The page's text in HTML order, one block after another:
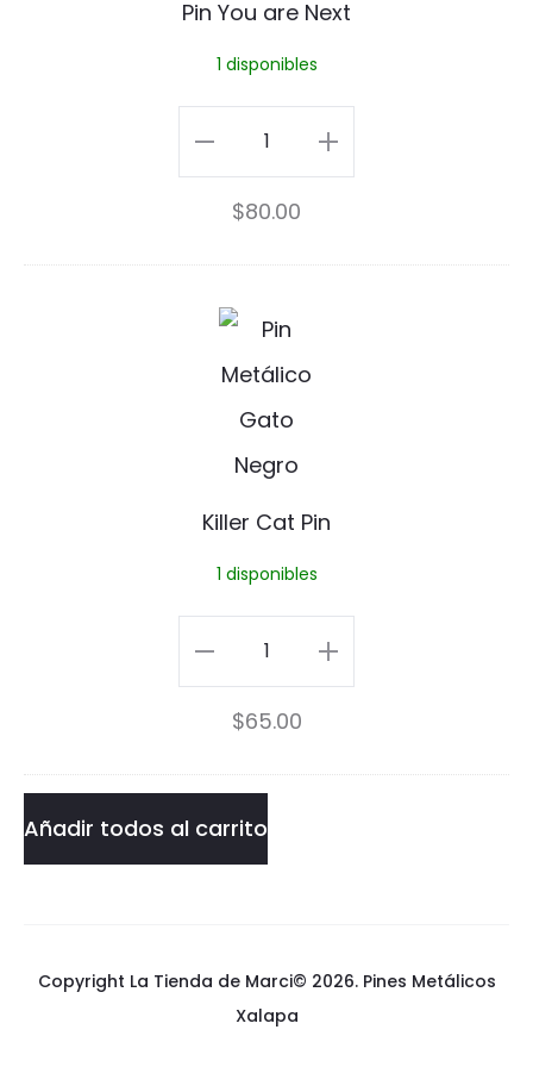
a
e
N
e
Pin You are Next
1 disponibles
Pin
You
Next
cantidad
$80.00
K
i
l
l
C
t
P
i
Killer Cat Pin
1 disponibles
Killer
Cat
cantidad
$65.00
Añadir todos al carrito
Copyright La Tienda de Marci© 2026.Pines Metálicos
Xalapa